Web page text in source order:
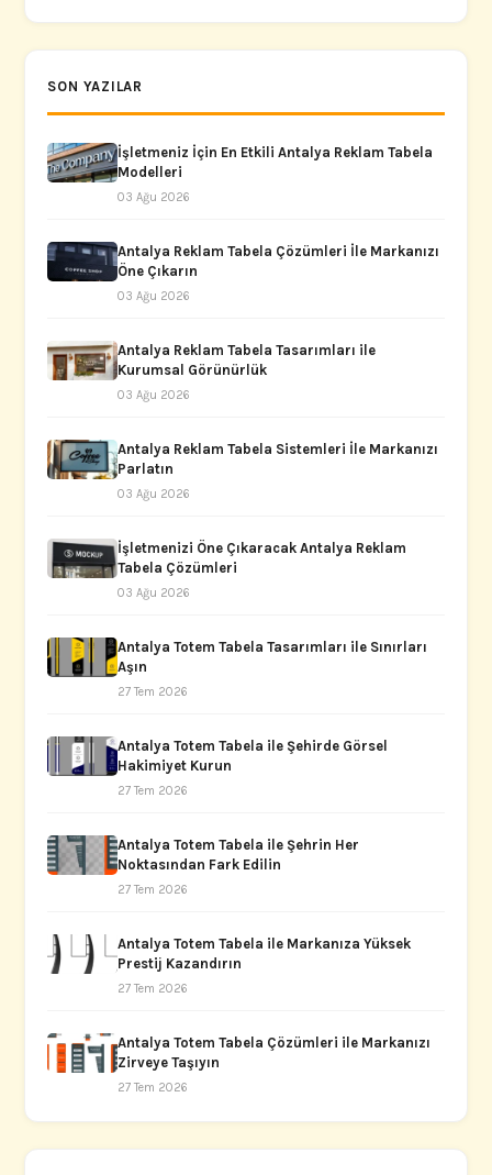
SON YAZILAR
İşletmeniz İçin En Etkili Antalya Reklam Tabela
Modelleri
03 Ağu 2026
Antalya Reklam Tabela Çözümleri İle Markanızı
Öne Çıkarın
03 Ağu 2026
Antalya Reklam Tabela Tasarımları ile
Kurumsal Görünürlük
03 Ağu 2026
Antalya Reklam Tabela Sistemleri İle Markanızı
Parlatın
03 Ağu 2026
İşletmenizi Öne Çıkaracak Antalya Reklam
Tabela Çözümleri
03 Ağu 2026
Antalya Totem Tabela Tasarımları ile Sınırları
Aşın
27 Tem 2026
Antalya Totem Tabela ile Şehirde Görsel
Hakimiyet Kurun
27 Tem 2026
Antalya Totem Tabela ile Şehrin Her
Noktasından Fark Edilin
27 Tem 2026
Antalya Totem Tabela ile Markanıza Yüksek
Prestij Kazandırın
27 Tem 2026
Antalya Totem Tabela Çözümleri ile Markanızı
Zirveye Taşıyın
27 Tem 2026